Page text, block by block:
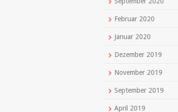
Februar 2020
Januar 2020
Dezember 2019
November 2019
September 2019
April 2019